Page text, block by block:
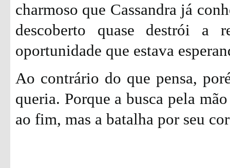
charmoso que Cassandra já
descoberto quase destrói a
oportunidade que estava
Ao contrário do que pensa,
queria. Porque a busca pela
ao fim, mas a batalha por seu